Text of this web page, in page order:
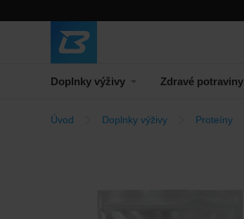
Doplnky výživy Zdravé potraviny
Úvod Doplnky výživy Proteíny